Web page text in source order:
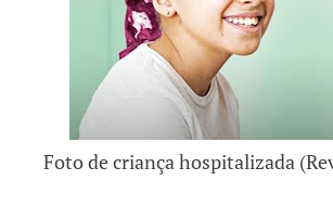
Foto de criança hospitalizada